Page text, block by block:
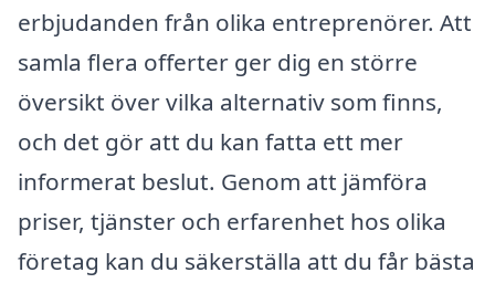
erbjudanden från olika entreprenörer. Att
samla flera offerter ger dig en större
översikt över vilka alternativ som finns,
och det gör att du kan fatta ett mer
informerat beslut. Genom att jämföra
priser, tjänster och erfarenhet hos olika
företag kan du säkerställa att du får bästa